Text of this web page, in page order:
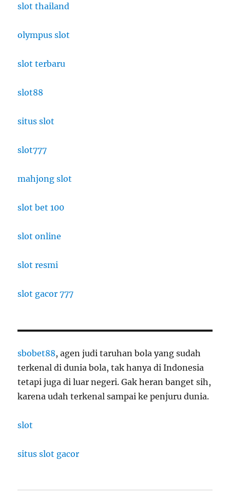
slot thailand
olympus slot
slot terbaru
slot88
situs slot
slot777
mahjong slot
slot bet 100
slot online
slot resmi
slot gacor 777
sbobet88, agen judi taruhan bola yang sudah
terkenal di dunia bola, tak hanya di Indonesia
tetapi juga di luar negeri. Gak heran banget sih,
karena udah terkenal sampai ke penjuru dunia.
slot
situs slot gacor